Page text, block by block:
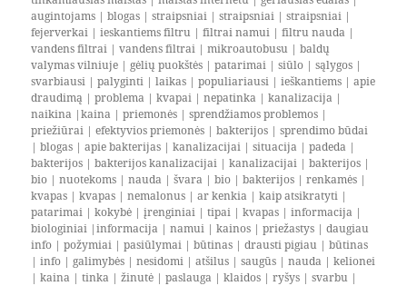
augintojams |blogas |straipsniai |straipsniai |straipsniai |
fejerverkai |ieskantiems filtru |filtrai namui |filtru nauda |
vandens filtrai |vandens filtrai |mikroautobusu |baldų
valymas vilniuje | gėlių puokštės |patarimai |siūlo |sąlygos |
svarbiausi |palyginti |laikas |populiariausi |ieškantiems |apie
draudimą |problema |kvapai |nepatinka |kanalizacija |
naikina |kaina |priemonės |sprendžiamos problemos |
priežiūrai |efektyvios priemonės |bakterijos |sprendimo būdai
|blogas |apie bakterijas |kanalizacijai |situacija |padeda |
bakterijos |bakterijos kanalizacijai |kanalizacijai |bakterijos |
bio |nuotekoms |nauda |švara |bio |bakterijos |renkamės |
kvapas |kvapas |nemalonus |ar kenkia |kaip atsikratyti |
patarimai |kokybė |įrenginiai |tipai |kvapas |informacija |
biologiniai |informacija |namui |kainos |priežastys |daugiau
info |požymiai |pasiūlymai |būtinas |drausti pigiau |būtinas
|info | galimybės |nesidomi |atšilus |saugūs |nauda |kelionei
|kaina |tinka |žinutė |paslauga |klaidos |ryšys |svarbu |